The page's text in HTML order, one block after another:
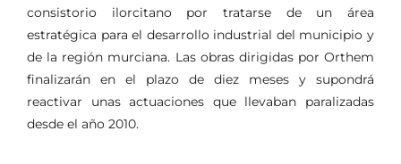
consistorio ilorcitano por tratarse de un área
estratégica para el desarrollo industrial del municipio y
de la región murciana. Las obras dirigidas por Orthem
finalizarán en el plazo de diez meses y supondrá
reactivar unas actuaciones que llevaban paralizadas
desde el año 2010.